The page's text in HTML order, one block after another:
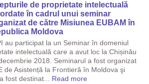
de proprietate intelectuală
în cadrul unui seminar
de către Misiunea EUBAM în
Moldova
au participat la un Seminar în domeniul
intelectuală care a avut loc la Chișinău
2018. Seminarul a fost organizat
de Asistență la Frontieră în Moldova şi
fost destinat... Read more